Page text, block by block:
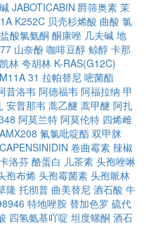
JABOTICABIN 爵筛奥素 茉
K252C 贝壳杉烯酸 曲酸 氯
盐酸氯氨酮 酮康唑 几夫碱 地
山奈酚 咖啡豆醇 鲸醇 卡那
凯林 夸胡林 K-RAS(G12C)
31 拉帕替尼 嘧菌酯
昔洛韦 阿德福韦 阿福拉纳 甲
安普那韦 蒿乙醚 蒿甲醚 阿扎
阿莫兰特 阿莫伦特 四烯雌
AMX208 氟氯吡啶酯 双甲脒
CAPENSINIDIN 卷曲霉素 辣椒
卡洛芬 酪蛋白 儿茶素 头孢唑啉
孢布烯 头孢霉菌素 头孢哌林
隆 托彻普 曲美替尼 酒石酸 牛
特地唑胺 替加色罗 硫代
四氢氨基吖啶 坦度螺酮 酒石